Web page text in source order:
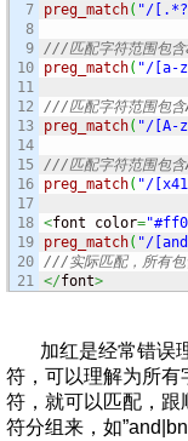
7
8
9
10
11
12
13
14
15
16
17
18
19
20
preg_match( "/
///匹配字符范围包
preg_match( "/[a-
///匹配字符范围包含
preg_match( "/[A-
///匹配字符范围包
preg_match( "/
<font color=
preg_match( "/
///实际匹配，所有
</font>
加红是经常错误
符，可以理解为所有
符，就可以匹配，跟
符分组来，如